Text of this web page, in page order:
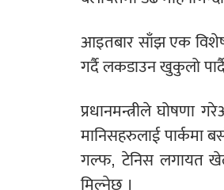
आइतबार साँझ एक विशेष
गर्दै लकडाउन खुकुलो
प्रधानमन्त्रीले
मानिसहरुलाई पार्कमा
गल्फ, टेनिस लगायत